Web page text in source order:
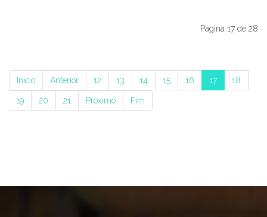
Página 17 de 28
Início Anterior 12 13 14 15 16 17 18
19 20 21 Próximo Fim